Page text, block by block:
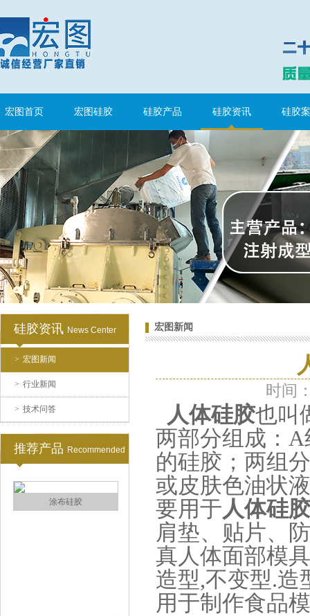
宏图首页 宏图硅胶 硅胶产品 硅胶资讯 硅胶
硅胶资讯 News Center
> 宏图新闻
> 行业新闻
> 技术问答
推荐产品 Recommended
水泥地暖模块模具硅胶
眼镜鼻托专用注射硅胶
宏图新闻
时间
人体硅胶也叫
两部分组成：
的硅胶；两组
或皮肤色油状
要用于人体硅胶
肩垫、贴片、
真人体面部模
造型,不变型.造
用于制作食品